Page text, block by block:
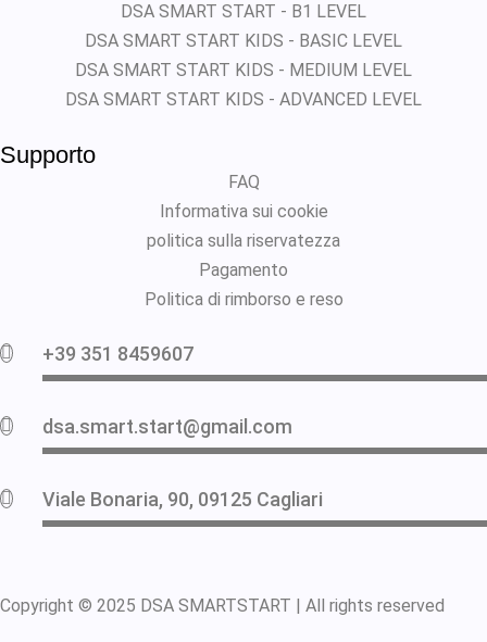
DSA SMART START - B1 LEVEL
DSA SMART START KIDS - BASIC LEVEL
DSA SMART START KIDS - MEDIUM LEVEL
DSA SMART START KIDS - ADVANCED LEVEL
Supporto
FAQ
Informativa sui cookie
politica sulla riservatezza
Pagamento
Politica di rimborso e reso
+39 351 8459607
dsa.smart.start@gmail.com
Viale Bonaria, 90, 09125 Cagliari
Copyright © 2025 DSA SMARTSTART | All rights reserved